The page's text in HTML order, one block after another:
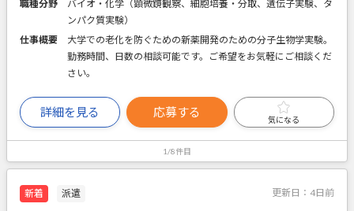
職種分野
バイオ・化学（顕微鏡観察、細胞培養・分取、遺伝子実験、タ
ンパク質実験）
仕事概要
大学での老化を防ぐための新薬開発のための分子生物学実験。
勤務時間、日数の相談可能です。ご希望をお気軽にご相談くだ
さい。
詳細を見る 応募する
気になる
1/8件目
新着 派遣 更新日： 4日前